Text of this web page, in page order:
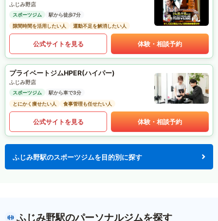
ふじみ野店
スポーツジム
駅から徒歩7分
隙間時間を活用したい人
運動不足を解消したい人
公式サイトを見る 体験・相談予約
プライベートジムHPER(ハイパー)
ふじみ野店
スポーツジム
駅から車で3分
とにかく痩せたい人
食事管理も任せたい人
公式サイトを見る 体験・相談予約
ふじみ野駅のスポーツジムを目的別に探す
ふじみ野駅のパーソナルジムを探す